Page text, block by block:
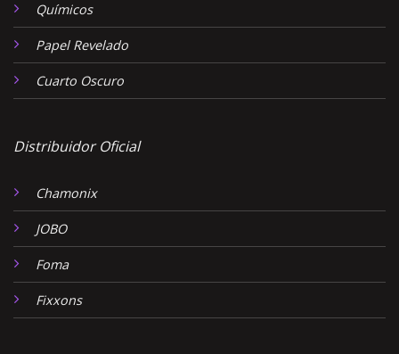
Químicos
Papel Revelado
Cuarto Oscuro
Distribuidor Oficial
Chamonix
JOBO
Foma
Fixxons